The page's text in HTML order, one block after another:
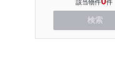
該当物件 件
検索